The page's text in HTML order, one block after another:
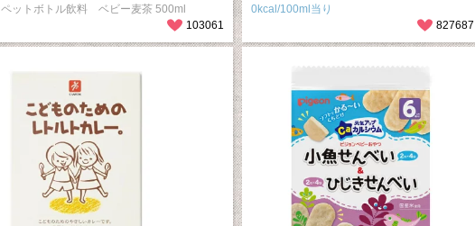
0kcal/100ml当り
827687
ペットボトル飲料 ベビー麦茶 500ml
103061